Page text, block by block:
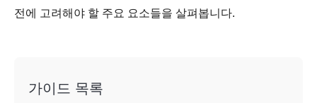
전에 고려해야 할 주요 요소들을 살펴봅니다.
가이드 목록